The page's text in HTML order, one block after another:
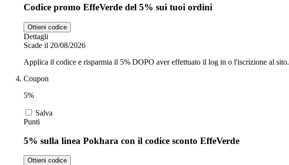
Codice promo EffeVerde del 5% sui tuoi ordini
Ottieni codice
Dettagli
Scade il 20/08/2026
Applica il codice e risparmia il 5% DOPO aver effettuato il log in o l'iscrizione al sito.
Coupon
5%
Salva
Punti
5% sulla linea Pokhara con il codice sconto EffeVerde
Ottieni codice